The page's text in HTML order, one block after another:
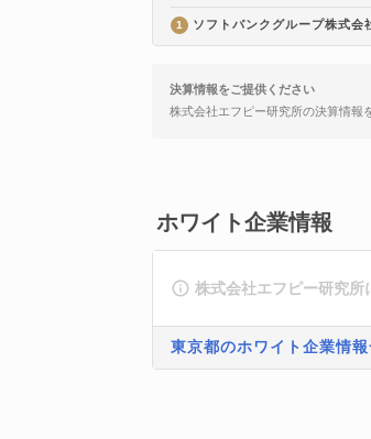
1 ソフトバンクグループ株式会
決算情報をご提供ください
株式会社エフピー研究所の決算情報
ホワイト企業情報
株式会社エフピー研究所
東京都のホワイト企業情